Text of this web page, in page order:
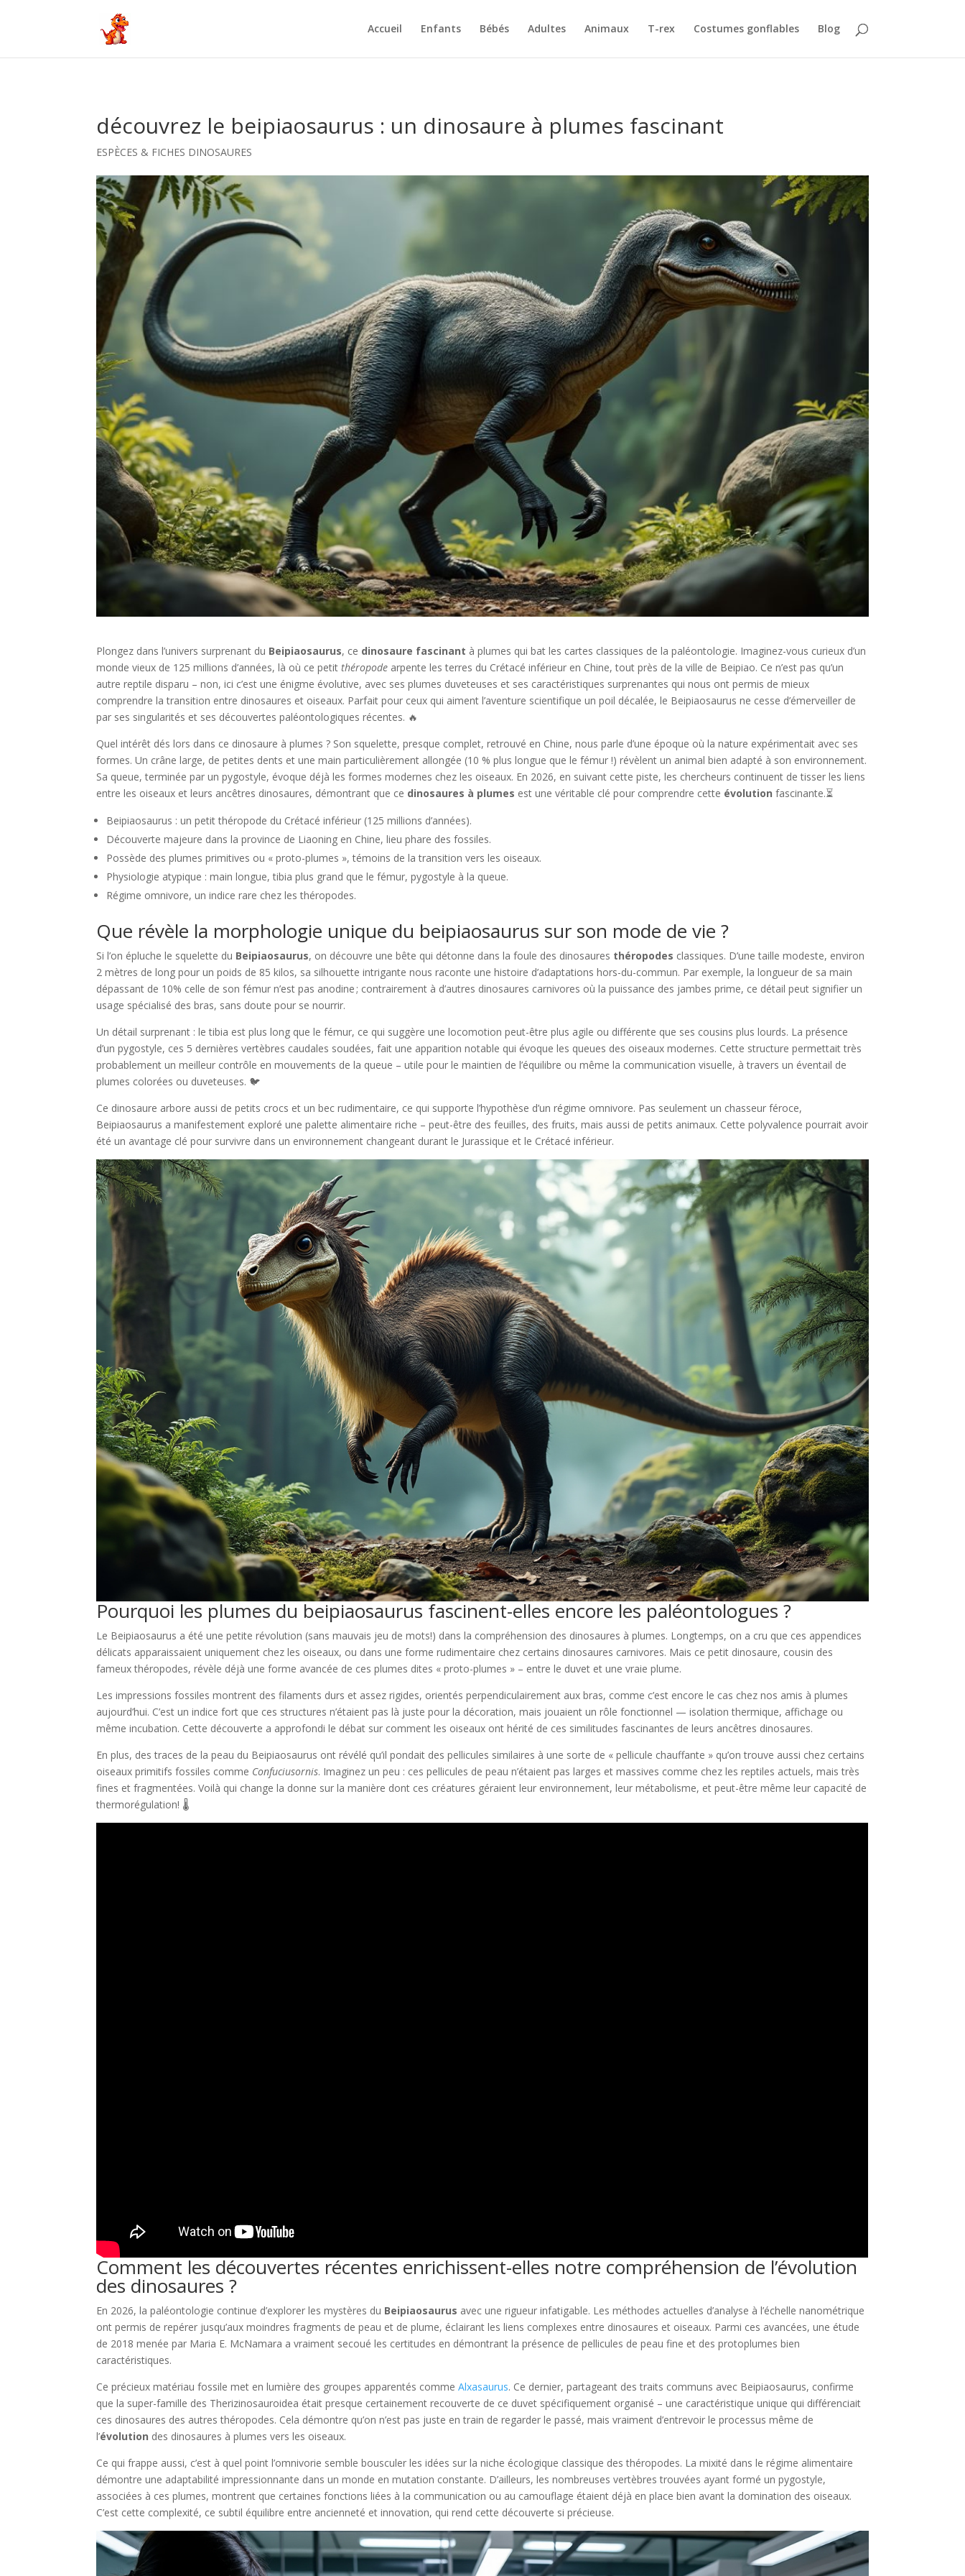
Accueil Enfants Bébés Adultes Animaux T-rex Costumes gonflables Blog
découvrez le beipiaosaurus : un dinosaure à plumes fascinant
ESPÈCES & FICHES DINOSAURES
Plongez dans l’univers surprenant du Beipiaosaurus, ce dinosaure fascinant à plumes qui bat les cartes classiques de la paléontologie. Imaginez-vous curieux d’un
monde vieux de 125 millions d’années, là où ce petitthéropode arpente les terres du Crétacé inférieur en Chine, tout près de la ville de Beipiao. Ce n’est pas qu’un
autre reptile disparu – non, ici c’est une énigme évolutive, avec ses plumes duveteuses et ses caractéristiques surprenantes qui nous ont permis de mieux
comprendre la transition entre dinosaures et oiseaux. Parfait pour ceux qui aiment l’aventure scientifique un poil décalée, le Beipiaosaurus ne cesse d’émerveiller de
par ses singularités et ses découvertes paléontologiques récentes. 🔥
Quel intérêt dés lors dans ce dinosaure à plumes ? Son squelette, presque complet, retrouvé en Chine, nous parle d’une époque où la nature expérimentait avec ses
formes. Un crâne large, de petites dents et une main particulièrement allongée (10 % plus longue que le fémur !) révèlent un animal bien adapté à son environnement.
Sa queue, terminée par un pygostyle, évoque déjà les formes modernes chez les oiseaux. En 2026, en suivant cette piste, les chercheurs continuent de tisser les liens
entre les oiseaux et leurs ancêtres dinosaures, démontrant que ce dinosaures à plumes est une véritable clé pour comprendre cette évolution fascinante.⏳
Beipiaosaurus : un petit théropode du Crétacé inférieur (125 millions d’années).
Découverte majeure dans la province de Liaoning en Chine, lieu phare des fossiles.
Possède des plumes primitives ou « proto-plumes », témoins de la transition vers les oiseaux.
Physiologie atypique : main longue, tibia plus grand que le fémur, pygostyle à la queue.
Régime omnivore, un indice rare chez les théropodes.
Que révèle la morphologie unique du beipiaosaurus sur son mode de vie ?
Si l’on épluche le squelette du Beipiaosaurus, on découvre une bête qui détonne dans la foule des dinosaures théropodes classiques. D’une taille modeste, environ
2 mètres de long pour un poids de 85 kilos, sa silhouette intrigante nous raconte une histoire d’adaptations hors-du-commun. Par exemple, la longueur de sa main
dépassant de 10% celle de son fémur n’est pas anodine ; contrairement à d’autres dinosaures carnivores où la puissance des jambes prime, ce détail peut signifier un
usage spécialisé des bras, sans doute pour se nourrir.
Un détail surprenant : le tibia est plus long que le fémur, ce qui suggère une locomotion peut-être plus agile ou différente que ses cousins plus lourds. La présence
d’un pygostyle, ces 5 dernières vertèbres caudales soudées, fait une apparition notable qui évoque les queues des oiseaux modernes. Cette structure permettait très
probablement un meilleur contrôle en mouvements de la queue – utile pour le maintien de l’équilibre ou même la communication visuelle, à travers un éventail de
plumes colorées ou duveteuses. 🐦
Ce dinosaure arbore aussi de petits crocs et un bec rudimentaire, ce qui supporte l’hypothèse d’un régime omnivore. Pas seulement un chasseur féroce,
Beipiaosaurus a manifestement exploré une palette alimentaire riche – peut-être des feuilles, des fruits, mais aussi de petits animaux. Cette polyvalence pourrait avoir
été un avantage clé pour survivre dans un environnement changeant durant le Jurassique et le Crétacé inférieur.
Pourquoi les plumes du beipiaosaurus fascinent-elles encore les paléontologues ?
Le Beipiaosaurus a été une petite révolution (sans mauvais jeu de mots!) dans la compréhension des dinosaures à plumes. Longtemps, on a cru que ces appendices
délicats apparaissaient uniquement chez les oiseaux, ou dans une forme rudimentaire chez certains dinosaures carnivores. Mais ce petit dinosaure, cousin des
fameux théropodes, révèle déjà une forme avancée de ces plumes dites « proto-plumes » – entre le duvet et une vraie plume.
Les impressions fossiles montrent des filaments durs et assez rigides, orientés perpendiculairement aux bras, comme c’est encore le cas chez nos amis à plumes
aujourd’hui. C’est un indice fort que ces structures n’étaient pas là juste pour la décoration, mais jouaient un rôle fonctionnel — isolation thermique, affichage ou
même incubation. Cette découverte a approfondi le débat sur comment les oiseaux ont hérité de ces similitudes fascinantes de leurs ancêtres dinosaures.
En plus, des traces de la peau du Beipiaosaurus ont révélé qu’il pondait des pellicules similaires à une sorte de « pellicule chauffante » qu’on trouve aussi chez certains
oiseaux primitifs fossiles comme Confuciusornis. Imaginez un peu : ces pellicules de peau n’étaient pas larges et massives comme chez les reptiles actuels, mais très
fines et fragmentées. Voilà qui change la donne sur la manière dont ces créatures géraient leur environnement, leur métabolisme, et peut-être même leur capacité de
thermorégulation! 🌡️
Comment les découvertes récentes enrichissent-elles notre compréhension de l’évolution
des dinosaures ?
En 2026, la paléontologie continue d’explorer les mystères du Beipiaosaurus avec une rigueur infatigable. Les méthodes actuelles d’analyse à l’échelle nanométrique
ont permis de repérer jusqu’aux moindres fragments de peau et de plume, éclairant les liens complexes entre dinosaures et oiseaux. Parmi ces avancées, une étude
de 2018 menée par Maria E. McNamara a vraiment secoué les certitudes en démontrant la présence de pellicules de peau fine et des protoplumes bien
caractéristiques.
Ce précieux matériau fossile met en lumière des groupes apparentés commeAlxasaurus. Ce dernier, partageant des traits communs avec Beipiaosaurus, confirme
que la super-famille des Therizinosauroidea était presque certainement recouverte de ce duvet spécifiquement organisé – une caractéristique unique qui différenciait
ces dinosaures des autres théropodes. Cela démontre qu’on n’est pas juste en train de regarder le passé, mais vraiment d’entrevoir le processus même de
l’évolution des dinosaures à plumes vers les oiseaux.
Ce qui frappe aussi, c’est à quel point l’omnivorie semble bousculer les idées sur la niche écologique classique des théropodes. La mixité dans le régime alimentaire
démontre une adaptabilité impressionnante dans un monde en mutation constante. D’ailleurs, les nombreuses vertèbres trouvées ayant formé un pygostyle,
associées à ces plumes, montrent que certaines fonctions liées à la communication ou au camouflage étaient déjà en place bien avant la domination des oiseaux.
C’est cette complexité, ce subtil équilibre entre ancienneté et innovation, qui rend cette découverte si précieuse.